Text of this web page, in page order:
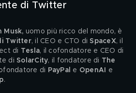
di Twitter
Musk, uomo più ricco del mondo, è
Twitter, il CEO e CTO di SpaceX, il
di Tesla, il cofondatore e CEO di
di SolarCity, il fondatore di The
di PayPal e OpenAI
e
.